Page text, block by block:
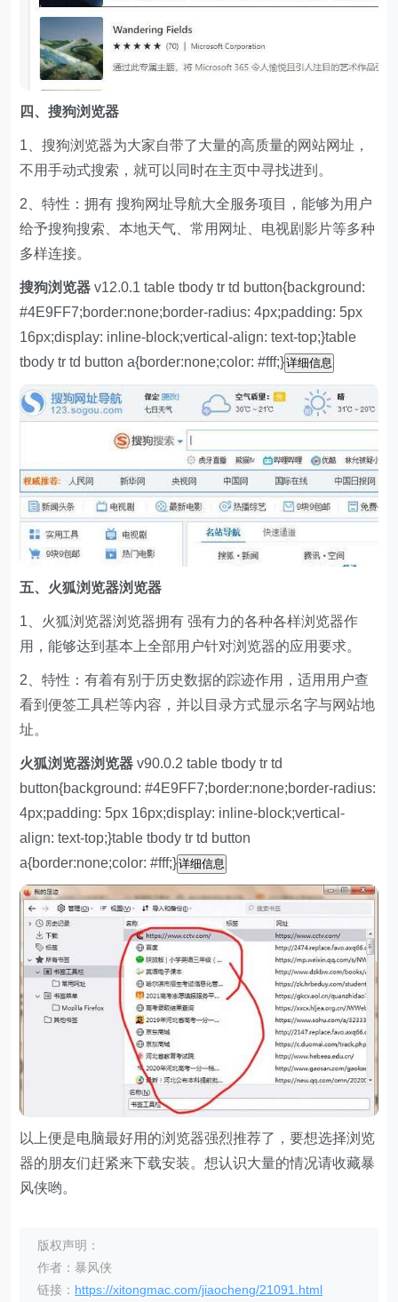
四、搜狗浏览器
1、搜狗浏览器为大家自带了大量的高质量的网站网址，
不用手动式搜索，就可以同时在主页中寻找进到。
2、特性：拥有 搜狗网址导航大全服务项目，能够为用户
给予搜狗搜索、本地天气、常用网址、电视剧影片等多种
多样连接。
搜狗浏览器 v12.0.1 table tbody tr td button{background:
#4E9FF7;border:none;border-radius: 4px;padding: 5px
16px;display: inline-block;vertical-align: text-top;}table
tbody tr td button a{border:none;color: #fff;}详细信息
五、 火狐浏览器浏览器
1、火狐浏览器浏览器拥有 强有力的各种各样浏览器作
用，能够达到基本上全部用户针对浏览器的应用要求。
2、特性：有着有别于历史数据的踪迹作用，适用用户查
看到便签工具栏等内容，并以目录方式显示名字与网站地
址。
火狐浏览器浏览器 v90.0.2 table tbody tr td
button{background: #4E9FF7;border:none;border-radius:
4px;padding: 5px 16px;display: inline-block;vertical-
align: text-top;}table tbody tr td button
a{border:none;color: #fff;}详细信息
以上便是电脑最好用的浏览器强烈推荐了，要想选择浏览
器的朋友们赶紧来下载安装。想认识大量的情况请收藏暴
风侠哟。
版权声明：
作者：暴风侠
链接： https://xitongmac.com/jiaocheng/21091.html